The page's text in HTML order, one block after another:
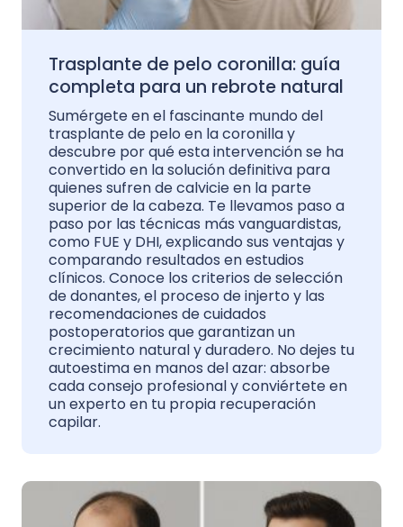
Trasplante de pelo coronilla: guía
completa para un rebrote natural
Sumérgete en el fascinante mundo del
trasplante de pelo en la coronilla y
descubre por qué esta intervención se ha
convertido en la solución definitiva para
quienes sufren de calvicie en la parte
superior de la cabeza. Te llevamos paso a
paso por las técnicas más vanguardistas,
como FUE y DHI, explicando sus ventajas y
comparando resultados en estudios
clínicos. Conoce los criterios de selección
de donantes, el proceso de injerto y las
recomendaciones de cuidados
postoperatorios que garantizan un
crecimiento natural y duradero. No dejes tu
autoestima en manos del azar: absorbe
cada consejo profesional y conviértete en
un experto en tu propia recuperación
capilar.